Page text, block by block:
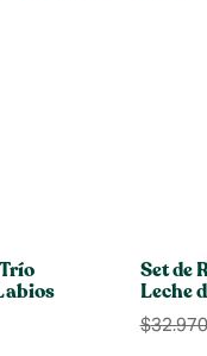
Set de
Leche
$